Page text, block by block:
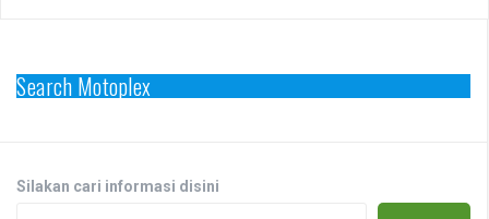
Search Motoplex
Silakan cari informasi disini